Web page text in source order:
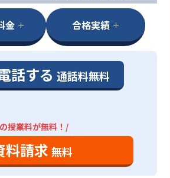
金 合格実績
話する 通話料無料
授業料が無料！/
料請求 無料